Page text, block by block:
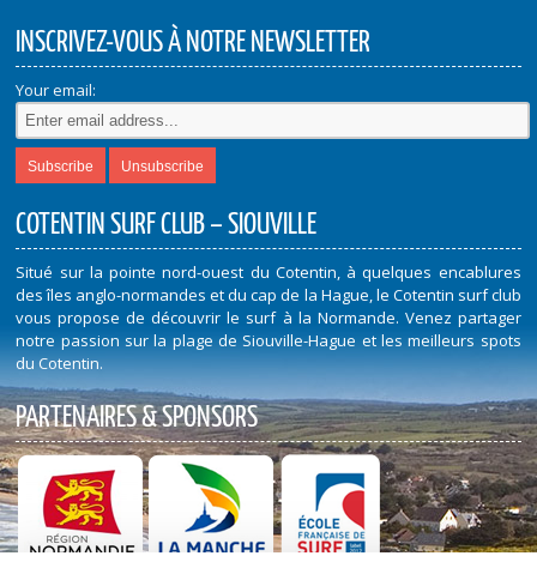
INSCRIVEZ-VOUS À NOTRE NEWSLETTER
Your email:
COTENTIN SURF CLUB – SIOUVILLE
Situé sur la pointe nord-ouest du Cotentin, à quelques encablures
des îles anglo-normandes et du cap de la Hague, le Cotentin surf club
vous propose de découvrir le surf à la Normande. Venez partager
notre passion sur la plage de Siouville-Hague et les meilleurs spots
du Cotentin.
PARTENAIRES & SPONSORS